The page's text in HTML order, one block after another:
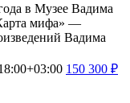
в Музее Вадима
мифа» —
Вадима
150 300 ₽